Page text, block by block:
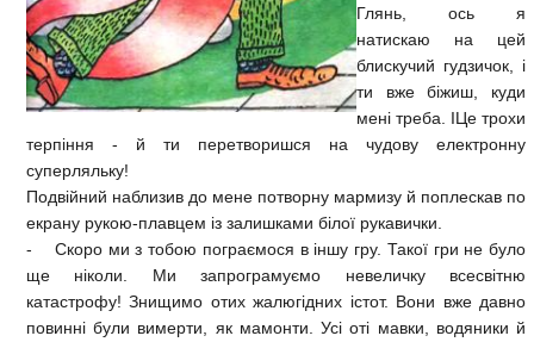
Глянь, ось я
натискаю на цей
блискучий гудзичок, і
ти вже біжиш, куди
мені треба. ІЦе трохи
терпіння - й ти перетворишся на чудову електронну
суперляльку!
Подвійний наблизив до мене потворну мармизу й поплескав по
екрану рукою-плавцем із залишками білої рукавички.
- Скоро ми з тобою пограємося в іншу гру. Такої гри не було
ще ніколи. Ми запрограмуємо невеличку всесвітню
катастрофу! Знищимо отих жалюгідних істот. Вони вже давно
повинні були вимерти, як мамонти. Усі оті мавки, водяники й